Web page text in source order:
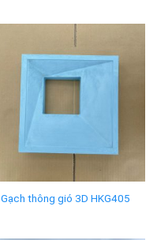
Gạch thông gió 3D HKG405